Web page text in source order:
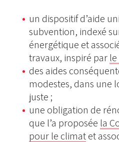
un dispositif d’aide
subvention, indexé
énergétique et
travaux, inspiré par
des aides
modestes, dans une
juste ;
une obligation de
que l’a proposée la
pour le climatet